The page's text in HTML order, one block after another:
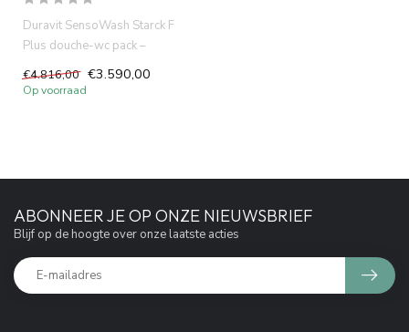
Duravit SensoWash Starck F
Plus douche-wc pack –
compleet met randloos
wandclose...
€4.816,00 €3.590,00
Op voorraad
ABONNEER JE OP ONZE NIEUWSBRIEF
Blijf op de hoogte over onze laatste acties